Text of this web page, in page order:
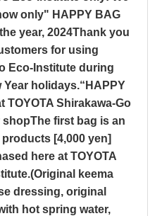
only" HAPPY BAG
year, 2024Thank you
for using
Eco-Institute during
holidays.“HAPPY
TOYOTA Shirakawa-Go
first bag is an
[4,000 yen]
here at TOYOTA
keema
dressing, original
hot spring water,